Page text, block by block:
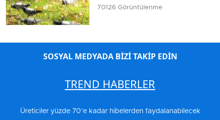
70126 Görüntülenme
SOSYAL MEDYADA BİZİ TAKİP EDİN
TREND HABERLER
Üreticiler yüzde 70’e kadar hibelerden faydalanabilecek